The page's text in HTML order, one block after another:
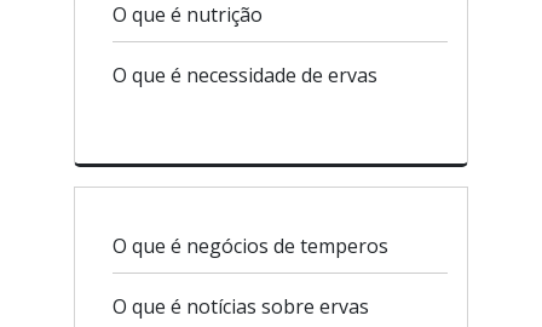
O que é nutrição
O que é necessidade de ervas
O que é negócios de temperos
O que é notícias sobre ervas